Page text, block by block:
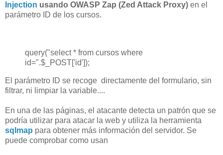
Injection usando OWASP Zap (Zed Attack Proxy) en el
parámetro ID de los cursos.
query("select * from cursos where
id=".$_POST['id']);
El parámetro ID se recoge directamente del formulario, sin
filtrar, ni limpiar la variable....
En una de las páginas, el atacante detecta un patrón que se
podría utilizar para atacar la web y utiliza la herramienta
sqlmap para obtener más información del servidor. Se
puede comprobar como usan